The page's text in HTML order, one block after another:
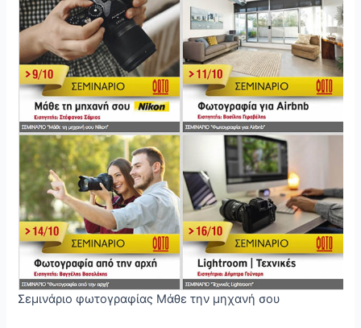
Σεμινάριο φωτογραφίας Μάθε την μηχανή σου